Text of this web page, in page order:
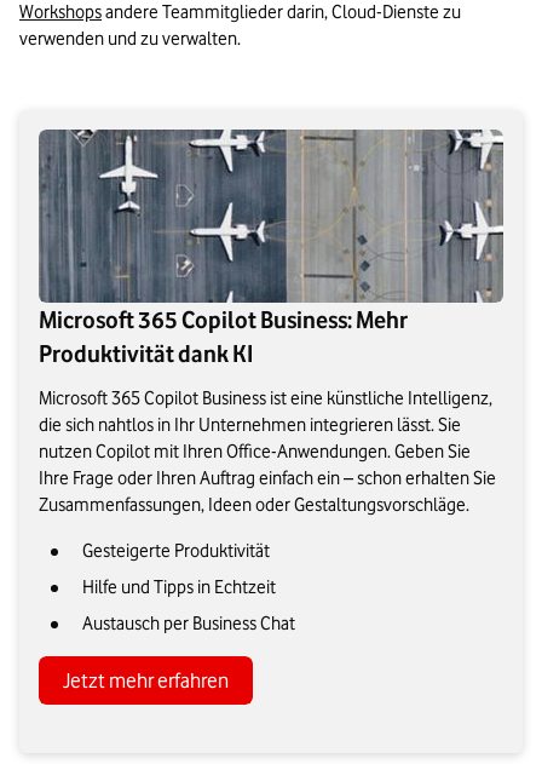
Workshops andere Teammitglieder darin, Cloud-Dienste zu
verwenden und zu verwalten.
Microsoft 365 Copilot Business: Mehr
Produktivität dank KI
Microsoft 365 Copilot Business ist eine künstliche Intelligenz,
die sich nahtlos in Ihr Unternehmen integrieren lässt. Sie
nutzen Copilot mit Ihren Office-Anwendungen. Geben Sie
Ihre Frage oder Ihren Auftrag einfach ein – schon erhalten Sie
Zusammenfassungen, Ideen oder Gestaltungsvorschläge.
Gesteigerte Produktivität
Hilfe und Tipps in Echtzeit
Austausch per Business Chat
Jetzt mehr erfahren